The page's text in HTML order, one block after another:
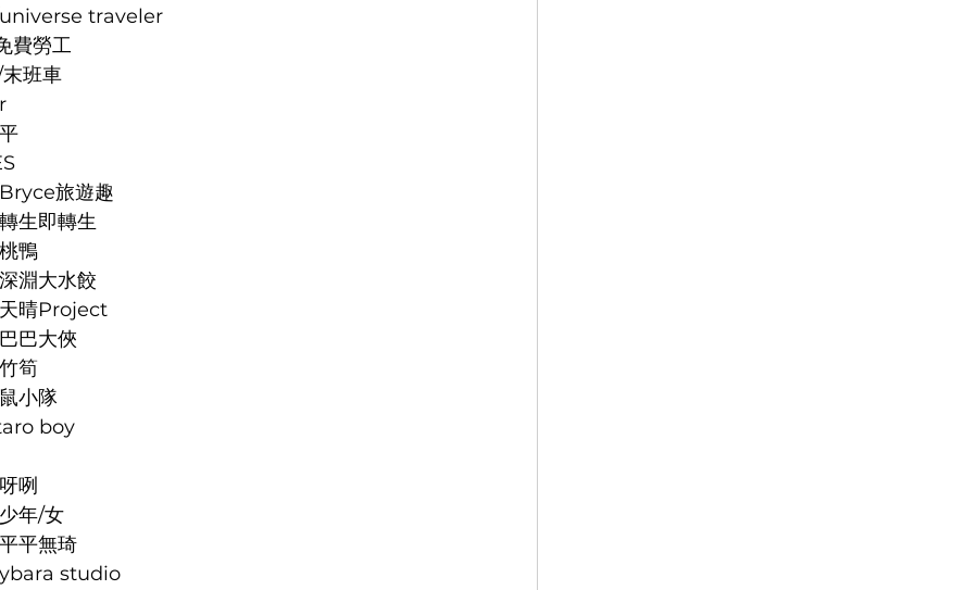
traveler
費勞工
班車
旅遊趣
即轉生
鴨
大水餃
晴Project
大俠
筍
小隊
boy
咧
年/女
平無琦
studio